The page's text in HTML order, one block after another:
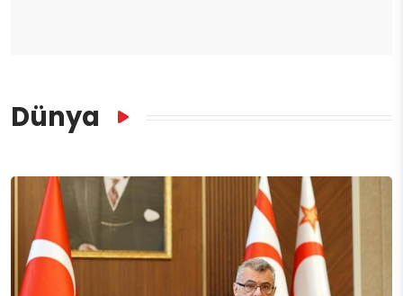
Dünya